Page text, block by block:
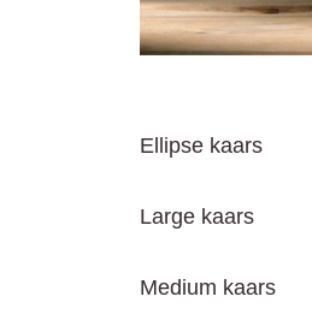
Ellipse kaars
Large kaars
Medium kaars